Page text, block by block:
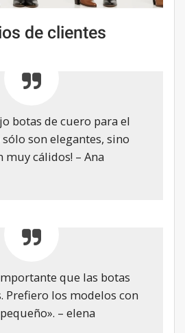
de clientes
botas de cuero para el
sólo son elegantes, sino
muy cálidos! – Ana
que las botas
Prefiero los modelos con
– elena